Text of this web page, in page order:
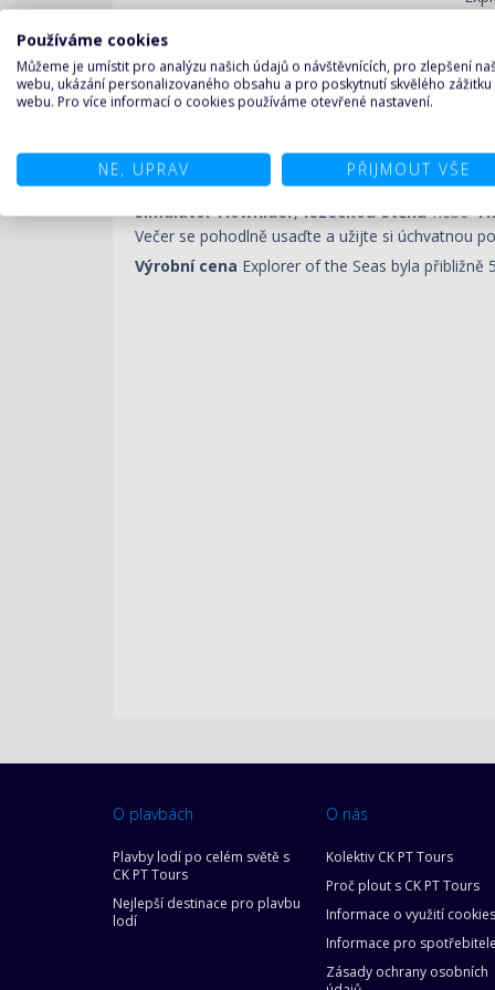
Výletní loďExplorer of the Seasbyla
stalo 16. února 2008, kdy byli na její palubu
Zažijte vzrušující dobrodružství na palubě.
simulátor FlowRider,lezeckou stěnunebo
Večer se pohodlně usaďte a užijte si úchvatnou
Výrobní cena Explorer of the Seas byla přibližně
O plavbách
Plavby lodí po celém světě s
CK PT Tours
Nejlepší destinace pro plavbu
lodí
O nás
Kolektiv CK PT Tours
Proč plout s CK PT Tours
Informace o využití
Informace pro
Zásady ochrany osobních
Používáme cookies
Můžeme je umístit pro analýzu našich údajů o návštěvnících, pro zlepšení
webu, ukázání personalizovaného obsahu a pro poskytnutí skvělého zážitku
webu. Pro více informací o cookies používáme otevřené nastavení.
NE, UPRAV PŘIJMOUT VŠE